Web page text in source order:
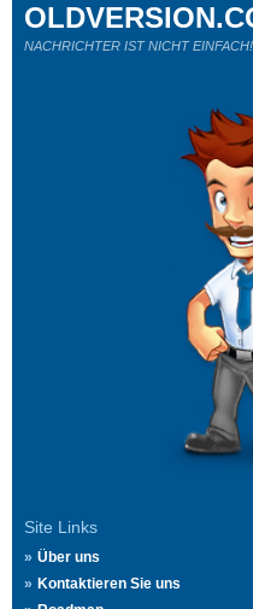
Site Links
Über uns
Kontaktieren Sie uns
NACHRICHTER IST NICHT EINFACH!